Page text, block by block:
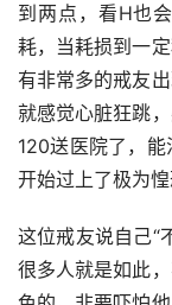
到两点，看H也
耗，当耗损到一
有非常多的戒友
就感觉心脏狂跳
120送医院了，
开始过上了极为
这位戒友说自己“
很多人就是如此